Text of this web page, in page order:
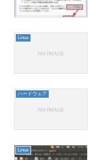
Linux
ハードウェア
Linux